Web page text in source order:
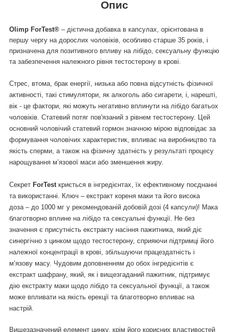
Опис
Olimp ForTest® – дієтична добавка в капсулах, орієнтована в
першу чергу на дорослих чоловіків, особливо старше 35 років, і
призначена для позитивного впливу на лібідо, сексуальну функцію
та забезпечення належного рівня тестостерону в крові.
Стрес, втома, брак енергії, низька або повна відсутність фізичної
активності, такі стимулятори, як алкоголь або сигарети, і, нарешті,
вік - це фактори, які можуть негативно вплинути на лібідо багатьох
чоловіків. Статевий потяг пов'язаний з рівнем тестостерону. Цей
основний чоловічий статевий гормон значною мірою відповідає за
формування чоловічих характеристик, впливає на виробництво та
якість сперми, а також на фізичну здатність у результаті процесу
нарощування м’язової маси або зменшення жиру.
Секрет ForTest криється в інгредієнтах, їх ефективному поєднанні
та використанні. Ключ – екстракт кореня маки та його висока
доза – до 1000 мг у рекомендованій добовій дозі (4 капсули)! Мака
благотворно вплине на лібідо та сексуальні функції. Не без
значення є присутність екстракту насіння пажитника, який діє
синергічно з цинком щодо тестостерону, сприяючи підтримці його
належної концентрації в крові, збільшуючи працездатність і
м’язову масу. Чудовим доповненням до обох інгредієнтів є
екстракт шафрану, який, як і вищезгаданий пажитник, підтримує
дію екстракту маки щодо лібідо та сексуальної функції, а також
може впливати на якість ерекції та благотворно впливає на
настрій.
Вищезазначений елемент цинку, крім його корисних властивостей